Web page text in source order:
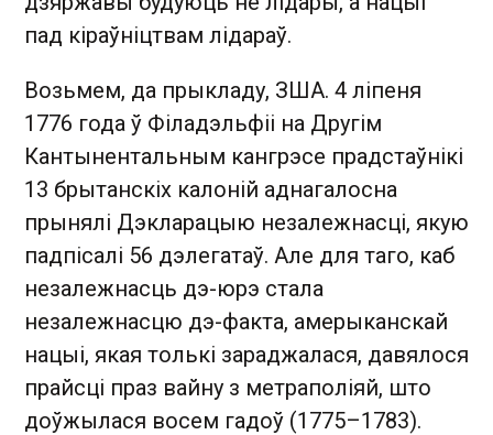
пад кіраўніцтвам лідараў.
Возьмем, да прыкладу, ЗША. 4 ліпеня
1776 года ў Філадэльфіі на Другім
Кантынентальным кангрэсе прадстаўнікі
13 брытанскіх калоній аднагалосна
прынялі Дэкларацыю незалежнасці, якую
падпісалі 56 дэлегатаў. Але для таго, каб
незалежнасць дэ-юрэ стала
незалежнасцю дэ-факта, амерыканскай
нацыі, якая толькі зараджалася, давялося
прайсці праз вайну з метраполіяй, што
доўжылася восем гадоў (1775–1783).